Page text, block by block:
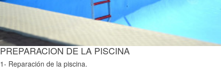
PREPARACION DE LA PISCINA
1- Reparación de la piscina.